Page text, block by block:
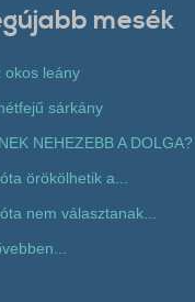
mesék
okos leány
sárkány
NEHEZEBB A DOLGA?
örökölhetik a...
nem választanak...